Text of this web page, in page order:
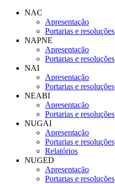
NAC
Apresentação
Portarias e resoluções
NAPNE
Apresentação
Portarias e resoluções
NAI
Apresentação
Portarias e resoluções
NEABI
Apresentação
Portarias e resoluções
NUGAI
Apresentação
Portarias e resoluções
Relatórios
NUGED
Apresentação
Portarias e resoluções